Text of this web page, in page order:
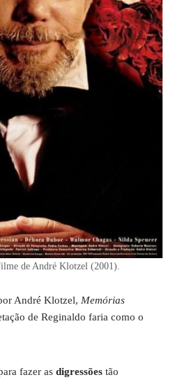
de André Klotzel (2001).
André Klotzel, Memórias
de Reginaldo faria como o
fazer as digressões tão